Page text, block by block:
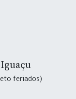
feriados)